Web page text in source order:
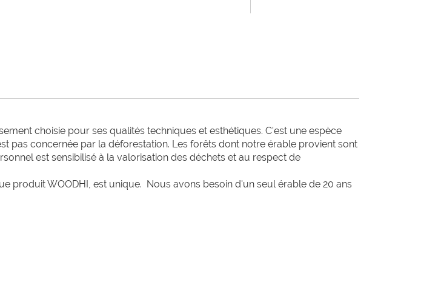
choisie pour ses qualités techniques et esthétiques. C'est une espèce
pas concernée par la déforestation. Les forêts dont notre érable provient sont
est sensibilisé à la valorisation des déchets et au respect de
produit WOODHI, est unique.  Nous avons besoin d'un seul érable de 20 ans